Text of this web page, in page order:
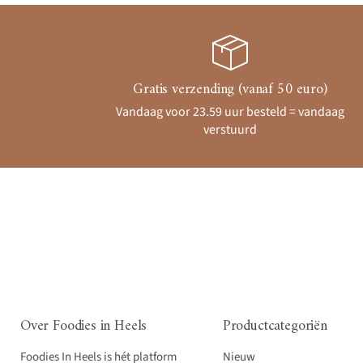
Gratis verzending (vanaf 50 euro)
Vandaag voor 23.59 uur besteld = vandaag
verstuurd
Over Foodies in Heels
Foodies In Heels is hét platform
Productcategoriën
Nieuw